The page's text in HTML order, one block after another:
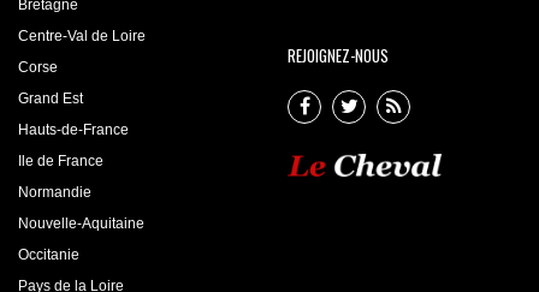
Bretagne
Centre-Val de Loire
Corse
Grand Est
Hauts-de-France
Ile de France
Normandie
Nouvelle-Aquitaine
Occitanie
Pays de la Loire
REJOIGNEZ-NOUS